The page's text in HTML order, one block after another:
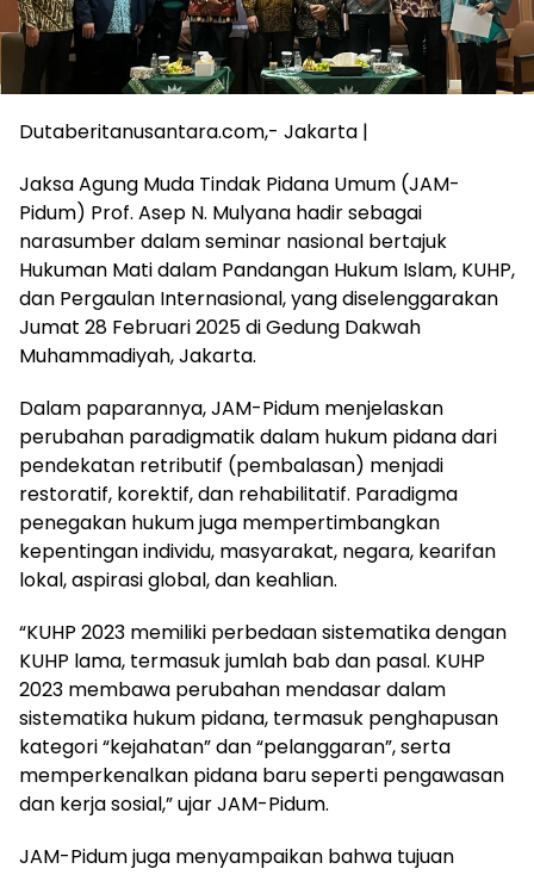
Dutaberitanusantara.com,- Jakarta |
Jaksa Agung Muda Tindak Pidana Umum (JAM-
Pidum) Prof. Asep N. Mulyana hadir sebagai
narasumber dalam seminar nasional bertajuk
Hukuman Mati dalam Pandangan Hukum Islam, KUHP,
dan Pergaulan Internasional, yang diselenggarakan
Jumat 28 Februari 2025 di Gedung Dakwah
Muhammadiyah, Jakarta.
Dalam paparannya, JAM-Pidum menjelaskan
perubahan paradigmatik dalam hukum pidana dari
pendekatan retributif (pembalasan) menjadi
restoratif, korektif, dan rehabilitatif. Paradigma
penegakan hukum juga mempertimbangkan
kepentingan individu, masyarakat, negara, kearifan
lokal, aspirasi global, dan keahlian.
“KUHP 2023 memiliki perbedaan sistematika dengan
KUHP lama, termasuk jumlah bab dan pasal. KUHP
2023 membawa perubahan mendasar dalam
sistematika hukum pidana, termasuk penghapusan
kategori “kejahatan” dan “pelanggaran”, serta
memperkenalkan pidana baru seperti pengawasan
dan kerja sosial,” ujar JAM-Pidum.
JAM-Pidum juga menyampaikan bahwa tujuan